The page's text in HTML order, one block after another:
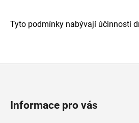
Tyto podmínky nabývají účinnosti
Informace pro vás